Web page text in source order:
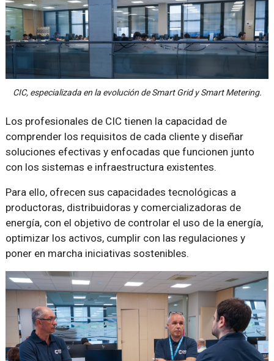
CIC, especializada en la evolución de Smart Grid y Smart Metering.
Los profesionales de CIC tienen la capacidad de
comprender los requisitos de cada cliente y diseñar
soluciones efectivas y enfocadas que funcionen junto
con los sistemas e infraestructura existentes.
Para ello, ofrecen sus capacidades tecnológicas a
productoras, distribuidoras y comercializadoras de
energía, con el objetivo de controlar el uso de la energía,
optimizar los activos, cumplir con las regulaciones y
poner en marcha iniciativas sostenibles.